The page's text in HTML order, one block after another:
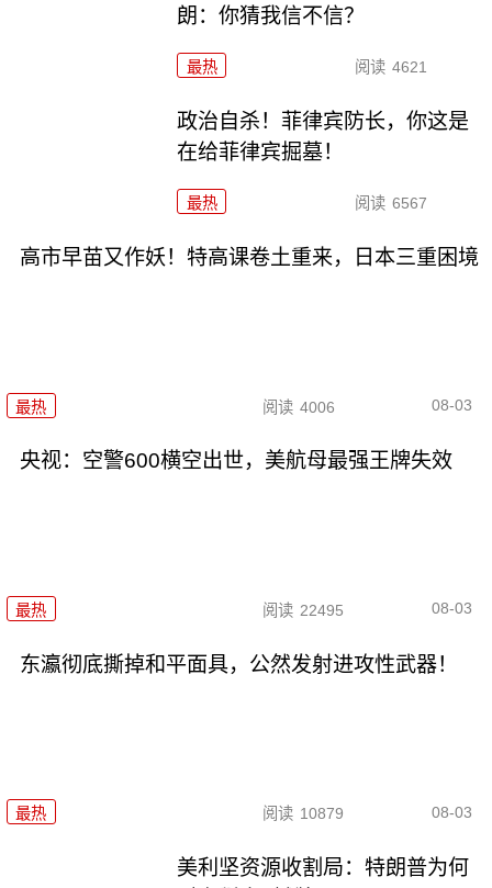
朗：你猜我信不信？
最热 阅读 4621
政治自杀！菲律宾防长，你这是
在给菲律宾掘墓！
最热 阅读 6567
高市早苗又作妖！特高课卷土重来，日本三重困境
最热 阅读 4006 08-03
央视：空警600横空出世，美航母最强王牌失效
最热 阅读 22495 08-03
东瀛彻底撕掉和平面具，公然发射进攻性武器！
最热 阅读 10879 08-03
美利坚资源收割局：特朗普为何